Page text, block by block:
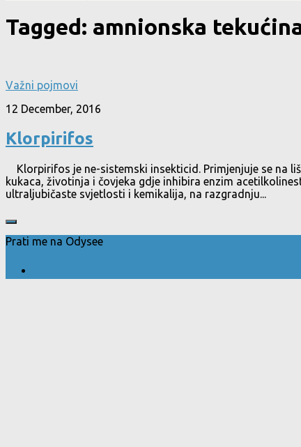
Tagged: amnionska
Važni pojmovi
12 December, 2016
Klorpirifos
Klorpirifos je ne-sistemski insekticid. Primjenjuje se na
kukaca, životinja i čovjeka gdje inhibira enzim
ultraljubičaste svjetlosti i kemikalija, na razgradnju...
Prati me na Odysee